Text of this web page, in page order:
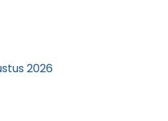
2026